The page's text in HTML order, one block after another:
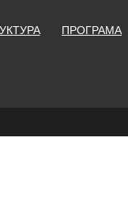
ПРОГРАМА